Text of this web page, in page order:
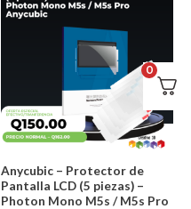
Anycubic – Protector de
Pantalla LCD (5 piezas) –
Photon Mono M5s / M5s Pro
0